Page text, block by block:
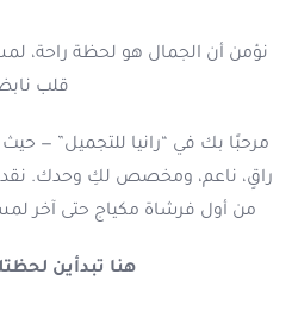
نؤمن أن الجمال هو لحظة راحة،
قلب
مرحبًا بك في “رانيا للتجميل” —
راقٍ، ناعم، ومخصص لكِ وحدك. نقدم
من أول فرشاة مكياج حتى آخر
هنا تبدأين